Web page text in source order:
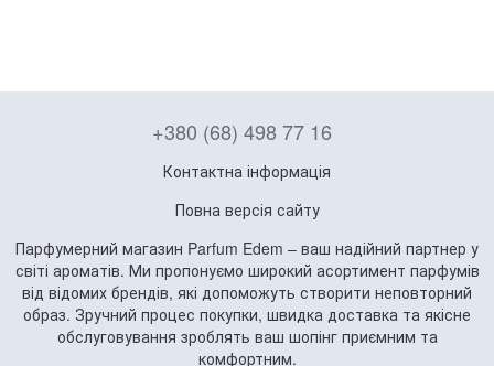
+380 (68) 498 77 16
Контактна інформація
Повна версія сайту
Парфумерний магазин Parfum Edem – ваш надійний партнер у
світі ароматів. Ми пропонуємо широкий асортимент парфумів
від відомих брендів, які допоможуть створити неповторний
образ. Зручний процес покупки, швидка доставка та якісне
обслуговування зроблять ваш шопінг приємним та
комфортним.